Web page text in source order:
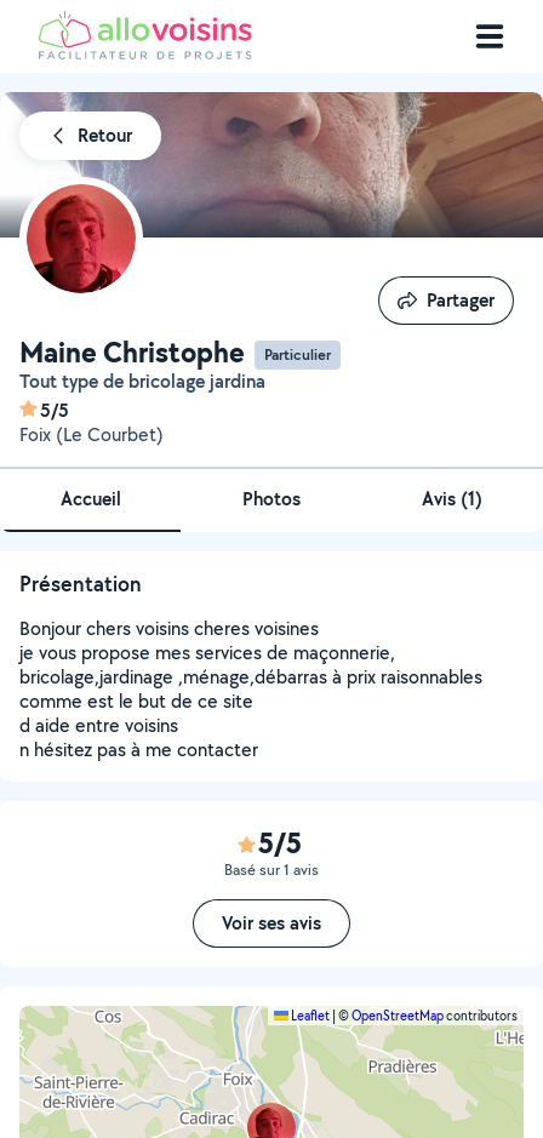
Retour
Maine Christophe Particulier
Tout type de bricolage jardina
5/5
Foix (Le Courbet)
Partager
Partager
Accueil Photos Avis (1)
Présentation
Bonjour chers voisins cheres voisines
je vous propose mes services de maçonnerie,
bricolage,jardinage ,ménage,débarras à prix raisonnables
comme est le but de ce site
d aide entre voisins
n hésitez pas à me contacter
5/5
Basé sur 1 avis
Voir ses avis
Leaflet ©OpenStreetMapcontributors